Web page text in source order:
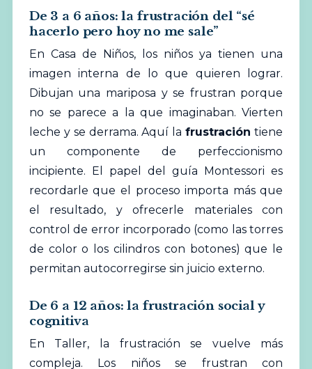
De 3 a 6 años: la frustración del “sé
hacerlo pero hoy no me sale”
En Casa de Niños, los niños ya tienen una
imagen interna de lo que quieren lograr.
Dibujan una mariposa y se frustran porque
no se parece a la que imaginaban. Vierten
leche y se derrama. Aquí lafrustración tiene
un componente de perfeccionismo
incipiente. El papel del guía Montessori es
recordarle que el proceso importa más que
el resultado, y ofrecerle materiales con
control de error incorporado (como las torres
de color o los cilindros con botones) que le
permitan autocorregirse sin juicio externo.
De 6 a 12 años: la frustración social y
cognitiva
En Taller, la frustración se vuelve más
compleja. Los niños se frustran con